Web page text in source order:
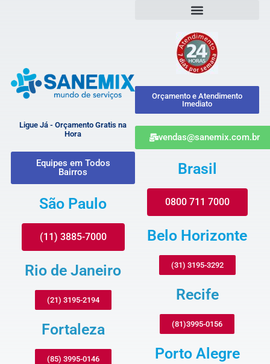
Ligue Já - Orçamento Gratis na
Hora
Equipes em Todos
Bairros
São Paulo
(11) 3885-7000
Rio de Janeiro
(21) 3195-2194
Fortaleza
(85) 3995-0146
Orçamento e Atendimento
Imediato
vendas@sanemix.com.br
Brasil
0800 711 7000
Belo Horizonte
(31) 3195-3292
Recife
(81)3995-0156
Porto Alegre